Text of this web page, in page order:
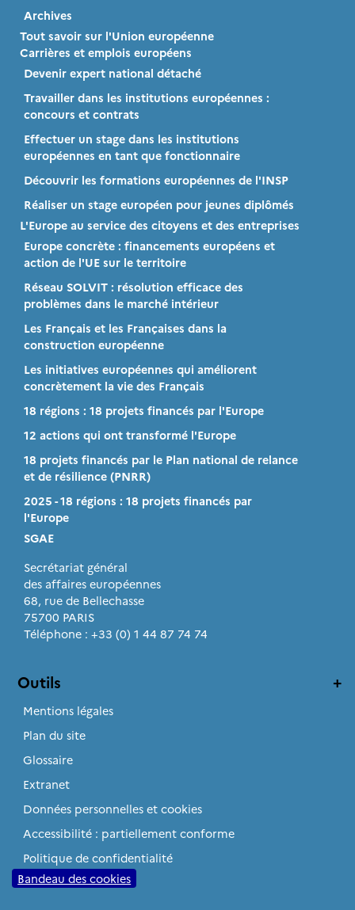
Archives
Tout savoir sur l'Union européenne
Carrières et emplois européens
Devenir expert national détaché
Travailler dans les institutions européennes :
concours et contrats
Effectuer un stage dans les institutions
européennes en tant que fonctionnaire
Découvrir les formations européennes de l'INSP
Réaliser un stage européen pour jeunes diplômés
L'Europe au service des citoyens et des entreprises
Europe concrète : financements européens et
action de l'UE sur le territoire
Réseau SOLVIT : résolution efficace des
problèmes dans le marché intérieur
Les Français et les Françaises dans la
construction européenne
Les initiatives européennes qui améliorent
concrètement la vie des Français
18 régions : 18 projets financés par l'Europe
12 actions qui ont transformé l'Europe
18 projets financés par le Plan national de relance
et de résilience (PNRR)
2025 - 18 régions : 18 projets financés par
l'Europe
SGAE
Secrétariat général
des affaires européennes
68, rue de Bellechasse
75700 PARIS
Téléphone : +33 (0) 1 44 87 74 74
Outils
Mentions légales
Plan du site
Glossaire
Extranet
Données personnelles et cookies
Accessibilité : partiellement conforme
Politique de confidentialité
Bandeau des cookies